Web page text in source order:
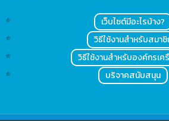
เว็บไซต์มีอะไรบ้าง?
วิธีใช้งานสำหรับสมา
วิธีใช้งานสำหรับองค์กรเค
บริจาคสนับสนุน